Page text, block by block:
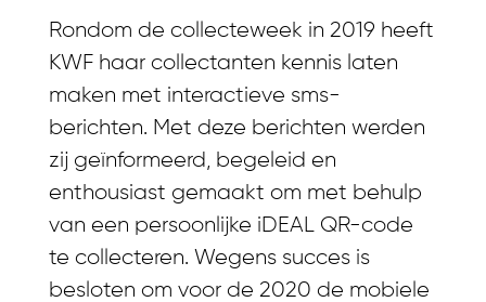
Rondom de collecteweek in 2019 heeft
KWF haar collectanten kennis laten
maken met interactieve sms-
berichten. Met deze berichten werden
zij geïnformeerd, begeleid en
enthousiast gemaakt om met behulp
van een persoonlijke iDEAL QR-code
te collecteren. Wegens succes is
besloten om voor de 2020 de mobiele